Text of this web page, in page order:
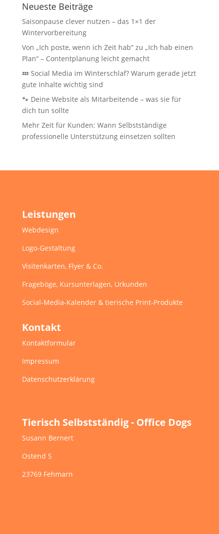
Neueste Beiträge
Saisonpause clever nutzen – das 1×1 der
Wintervorbereitung
Von „Ich poste, wenn ich Zeit hab“ zu „Ich hab einen
Plan“ – Contentplanung leicht gemacht
💤 Social Media im Winterschlaf? Warum gerade jetzt
gute Inhalte wichtig sind
🐾 Deine Website als Mitarbeitende – was sie für
dich tun sollte
Mehr Zeit für Kunden: Wann Selbstständige
professionelle Unterstützung einsetzen sollten
Leistungen
Webdesign
Logo-Gestaltung
Visitenkarten, Flyer & Co.
Frageböge, Kursunterlagen, Urkunden
Social-Media-Kalender & tierische Print-Produkte
Kontakt
Kontaktformular
Impressum
Datenschutzerklärung
Tierisch Selbstständig - Office Dogs
Susann Bernert
Ostend 5
23769 Fehmarn